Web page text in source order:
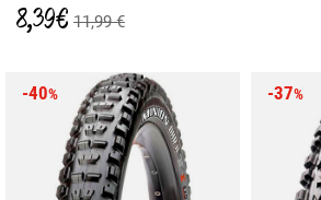
8,39 € 11,99 €
-40% -37%